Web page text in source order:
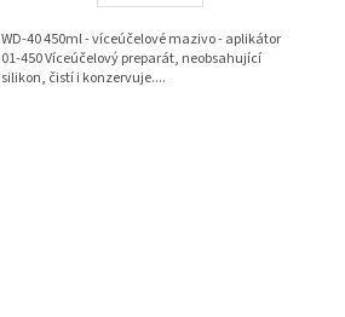
WD-40 450ml - víceúčelové mazivo - aplikátor
01-450 Víceúčelový preparát, neobsahující
silikon, čistí i konzervuje....